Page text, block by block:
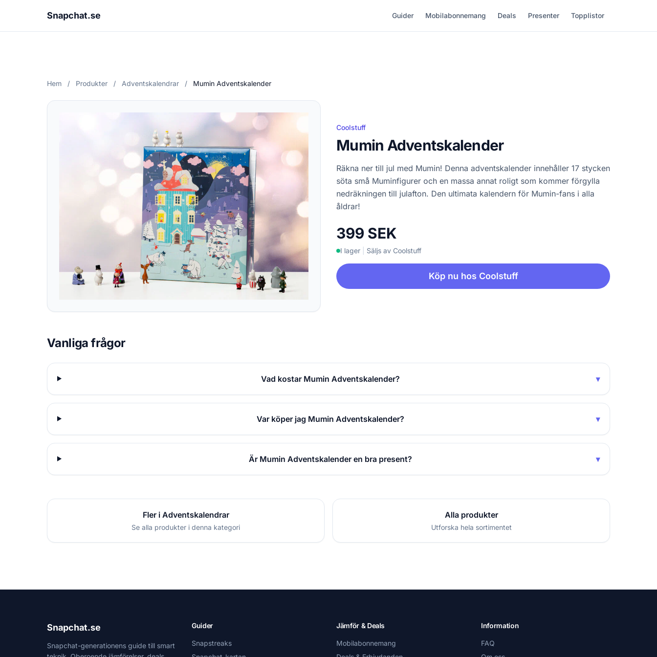
Snapchat.se Guider Mobilabonnemang Deals Presenter Topplistor
Hem / Produkter / Adventskalendrar / Mumin Adventskalender
Coolstuff
Mumin Adventskalender
Räkna ner till jul med Mumin! Denna adventskalender innehåller 17 stycken
söta små Muminfigurer och en massa annat roligt som kommer förgylla
nedräkningen till julafton. Den ultimata kalendern för Mumin-fans i alla
åldrar!
399 SEK
I lager Säljs av Coolstuff
Köp nu hos Coolstuff
Vanliga frågor
Vad kostar Mumin Adventskalender? ▾
Var köper jag Mumin Adventskalender? ▾
Är Mumin Adventskalender en bra present? ▾
Fler i Adventskalendrar
Se alla produkter i denna kategori
Alla produkter
Utforska hela sortimentet
Snapchat.se
Snapchat-generationens guide till smart
Guider
Snapstreaks
Jämför & Deals
Mobilabonnemang
Information
FAQ